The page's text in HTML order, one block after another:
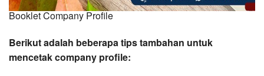
Booklet Company Profile
Berikut adalah beberapa tips tambahan untuk
mencetak company profile: